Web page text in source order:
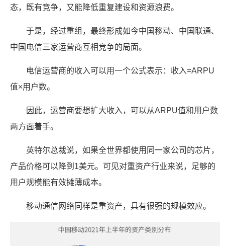
态，既有竞争，又能降低重复建设和资源浪费。
于是，经过重组，最终形成如今中国移动、中国联通、
中国电信三家运营商互相竞争的局面。
电信运营商的收入可以用一个公式表示：收入=ARPU
值×用户数。
因此，运营商要想扩大收入，可以从ARPU值和用户数
两方面着手。
英特尔总裁说，如果全世界都使用同一家公司的芯片，
产品价格可以降到1美元。可见对重资产行业来说，足够的
用户规模能有效摊薄成本。
移动通信网络同样是重资产，具有很强的规模效应。